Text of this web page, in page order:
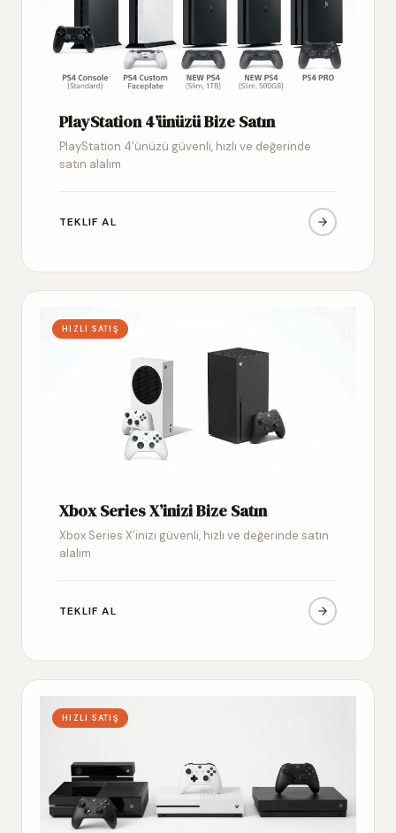
PlayStation 4’ünüzü Bize Satın
PlayStation 4’ünüzü güvenli, hızlı ve değerinde
satın alalım
TEKLIF AL
HIZLI SATIŞ
Xbox Series X’inizi Bize Satın
Xbox Series X’inizi güvenli, hızlı ve değerinde satın
alalım
TEKLIF AL
HIZLI SATIŞ